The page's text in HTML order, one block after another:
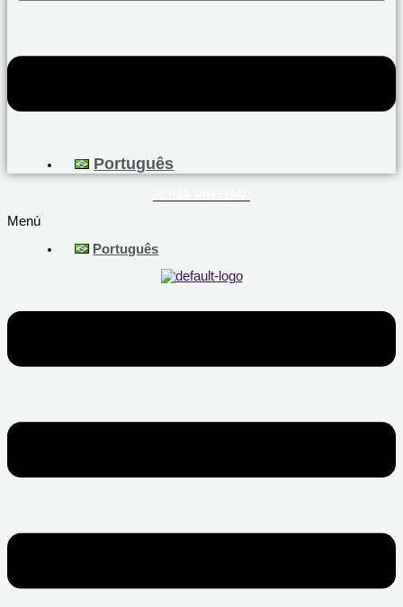
Português
Menú
Português